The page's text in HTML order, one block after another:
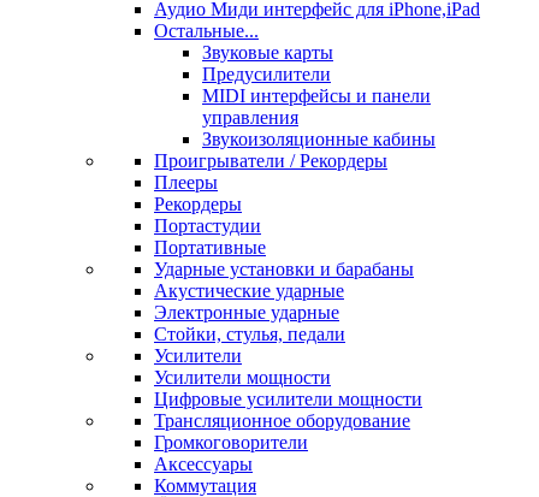
Аудио Миди интерфейс для iPhone,iPad
Остальные...
Звуковые карты
Предусилители
MIDI интерфейсы и панели
управления
Звукоизоляционные кабины
Проигрыватели / Рекордеры
Плееры
Рекордеры
Портастудии
Портативные
Ударные установки и барабаны
Акустические ударные
Электронные ударные
Стойки, стулья, педали
Усилители
Усилители мощности
Цифровые усилители мощности
Трансляционное оборудование
Громкоговорители
Аксессуары
Коммутация